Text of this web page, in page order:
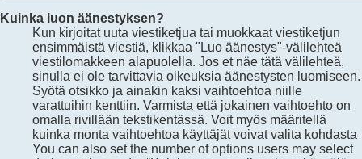
Kuinka luon äänestyksen?
Kun kirjoitat uuta viestiketjua tai muokkaat viestiketjun
ensimmäistä viestiä, klikkaa "Luo äänestys"-välilehteä
viestilomakkeen alapuolella. Jos et näe tätä välilehteä,
sinulla ei ole tarvittavia oikeuksia äänestysten luomiseen.
Syötä otsikko ja ainakin kaksi vaihtoehtoa niille
varattuihin kenttiin. Varmista että jokainen vaihtoehto on
omalla rivillään tekstikentässä. Voit myös määritellä
kuinka monta vaihtoehtoa käyttäjät voivat valita kohdasta
You can also set the number of options users may select